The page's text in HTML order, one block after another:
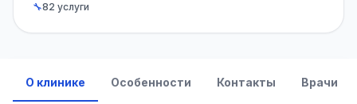
🔧82 услуги
О клинике Особенности Контакты Врачи